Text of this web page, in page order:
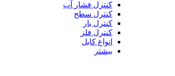
کنترل فشار آب
کنترل سطح
کنترل بار
کنترل فلز
انواع کابل
بیشتر